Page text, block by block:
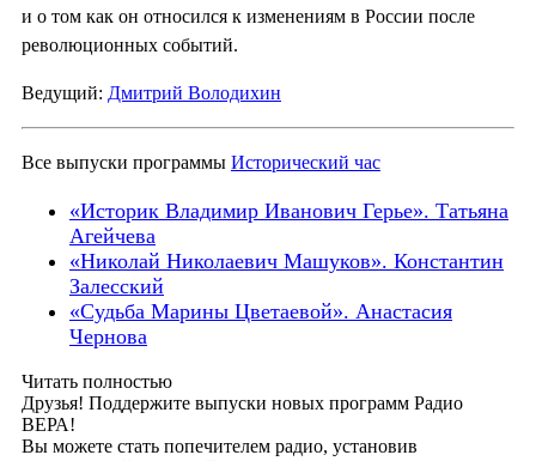
и о том как он относился к изменениям в России после
революционных событий.
Ведущий: Дмитрий Володихин
Все выпуски программы Исторический час
«Историк Владимир Иванович Герье». Татьяна
Агейчева
«Николай Николаевич Машуков». Константин
Залесский
«Судьба Марины Цветаевой». Анастасия
Чернова
Читать полностью
Друзья! Поддержите выпуски новых программ Радио
ВЕРА!
Вы можете стать попечителем радио, установив